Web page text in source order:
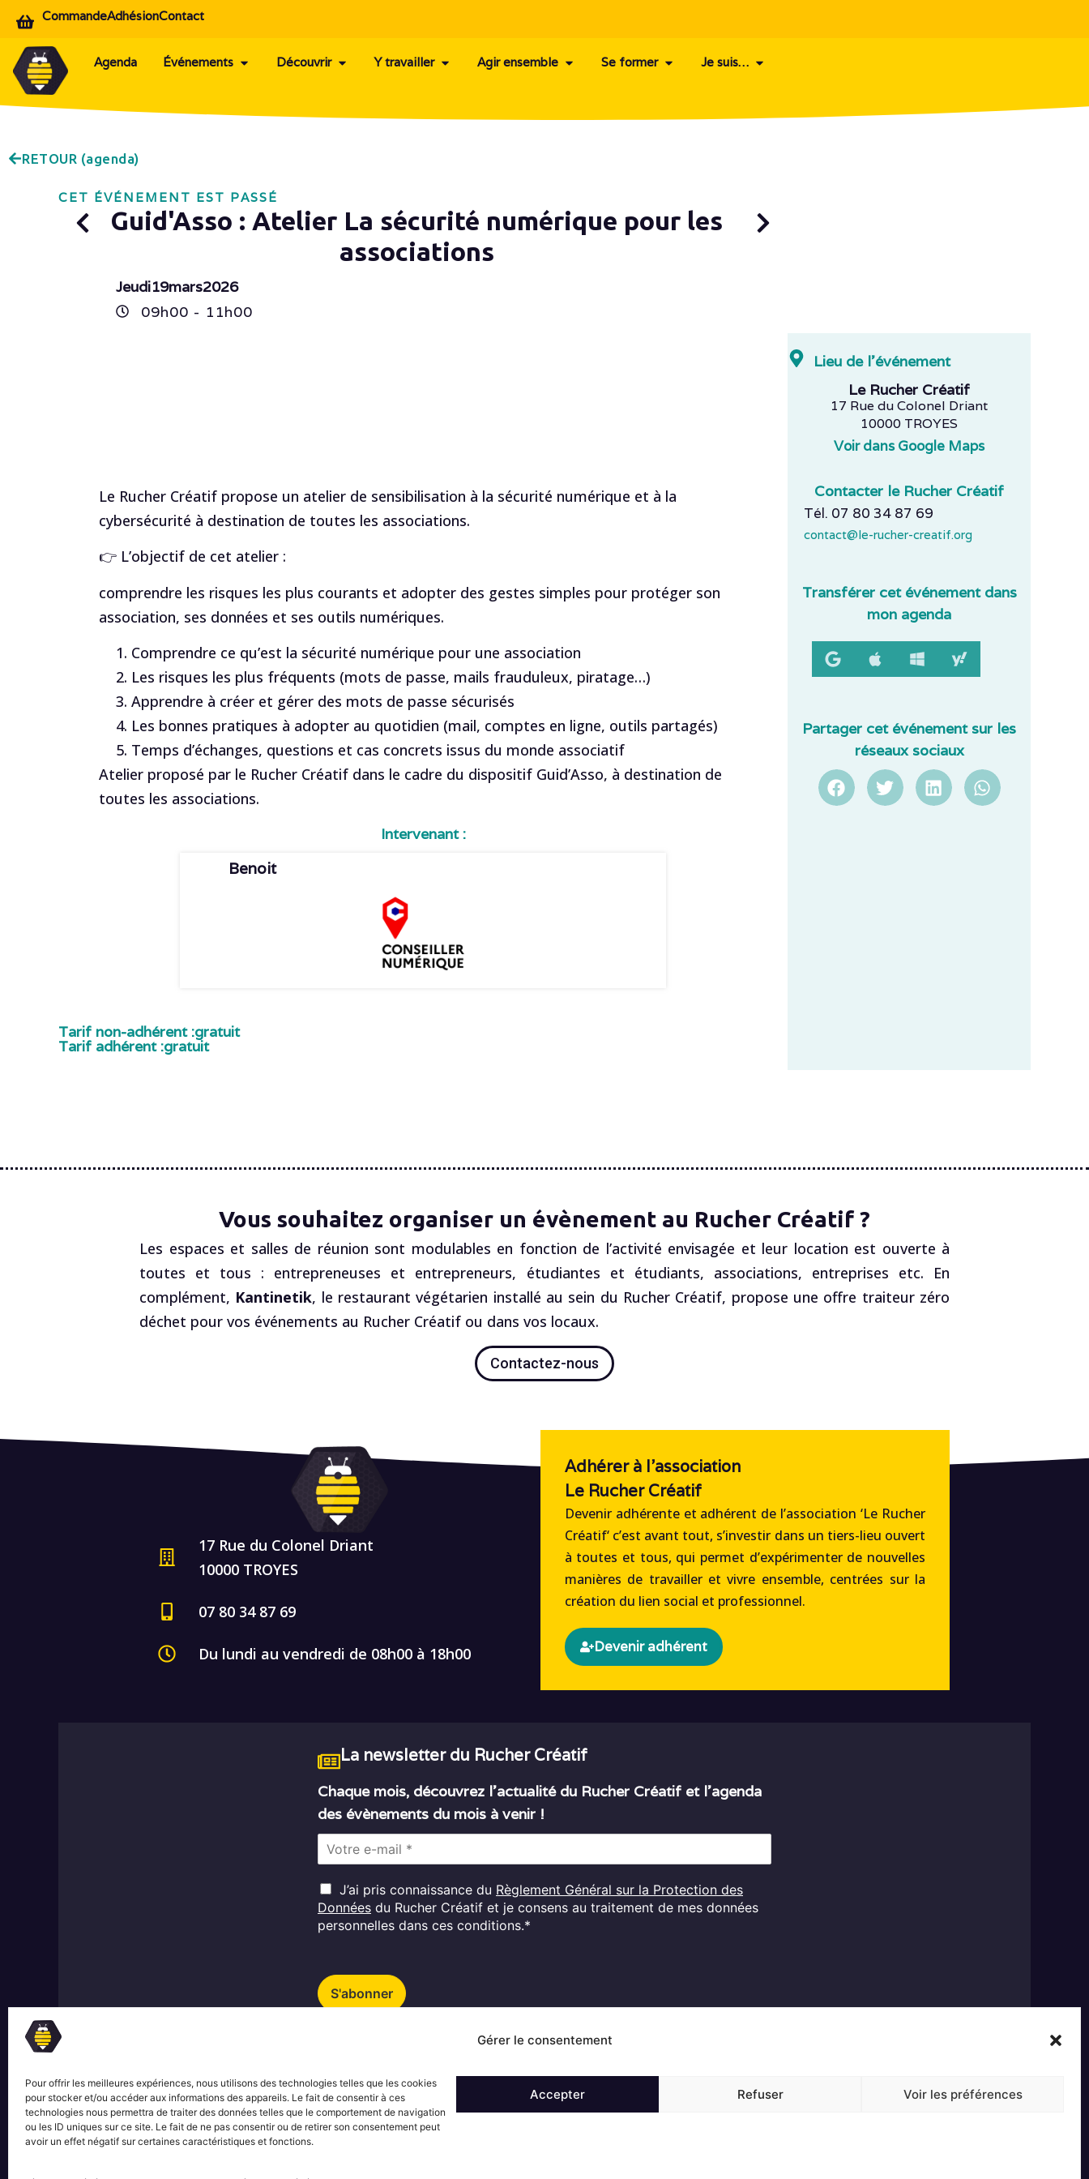
Gérer le consentement
Pour offrir les meilleures expériences, nous utilisons des technologies telles que les cookies
pour stocker et/ou accéder aux informations des appareils. Le fait de consentir à ces
technologies nous permettra de traiter des données telles que le comportement de navigation
ou les ID uniques sur ce site. Le fait de ne pas consentir ou de retirer son consentement peut
avoir un effet négatif sur certaines caractéristiques et fonctions.
Accepter Refuser Voir les préférences
CommandeAdhésionContact
Agenda Événements Découvrir Y travailler Agir ensemble Se former Je suis…
RETOUR (agenda)
CET ÉVÉNEMENT EST PASSÉ
Guid'Asso : Atelier La sécurité numérique pour les
associations
Jeudi19mars2026
09h00 - 11h00
Lieu de l'événement
Le Rucher Créatif
17 Rue du Colonel Driant
10000 TROYES
Voir dans Google Maps
Le Rucher Créatif propose un atelier de sensibilisation à la sécurité numérique et à la
cybersécurité à destination de toutes les associations.
👉 L’objectif de cet atelier :
comprendre les risques les plus courants et adopter des gestes simples pour protéger son
association, ses données et ses outils numériques.
Comprendre ce qu’est la sécurité numérique pour une association
Les risques les plus fréquents (mots de passe, mails frauduleux, piratage…)
Apprendre à créer et gérer des mots de passe sécurisés
Les bonnes pratiques à adopter au quotidien (mail, comptes en ligne, outils partagés)
Temps d’échanges, questions et cas concrets issus du monde associatif
Atelier proposé par le Rucher Créatif dans le cadre du dispositif Guid’Asso, à destination de
toutes les associations.
Intervenant :
Benoit
Tarif non-adhérent :gratuit
Tarif adhérent :gratuit
Contacter le Rucher Créatif
Tél. 07 80 34 87 69
contact@le-rucher-creatif.org
Transférer cet événement dans
mon agenda
Partager cet événement sur les
réseaux sociaux
Vous souhaitez organiser un évènement au Rucher Créatif ?
Les espaces et salles de réunion sont modulables en fonction de l’activité envisagée et leur location est ouverte à
toutes et tous : entrepreneuses et entrepreneurs, étudiantes et étudiants, associations, entreprises etc. En
complément, Kantinetik, le restaurant végétarien installé au sein du Rucher Créatif, propose une offre traiteur zéro
déchet pour vos événements au Rucher Créatif ou dans vos locaux.
Contactez-nous
17 Rue du Colonel Driant
10000 TROYES
07 80 34 87 69
Du lundi au vendredi de 08h00 à 18h00
Adhérer à l'association
Le Rucher Créatif
Devenir adhérente et adhérent de l’association ‘Le Rucher
Créatif‘ c’est avant tout, s’investir dans un tiers-lieu ouvert
à toutes et tous, qui permet d’expérimenter de nouvelles
manières de travailler et vivre ensemble, centrées sur la
création du lien social et professionnel.
Devenir adhérent
La newsletter du Rucher Créatif
Chaque mois, découvrez l’actualité du Rucher Créatif et l’agenda
des évènements du mois à venir !
l
*
R
G
D
P
J’ai pris connaissance du Règlement Général sur la Protection des
Données du Rucher Créatif et je consens au traitement de mes données
personnelles dans ces conditions.*
S'abonner
Suivez l'actualité du Rucher créatif